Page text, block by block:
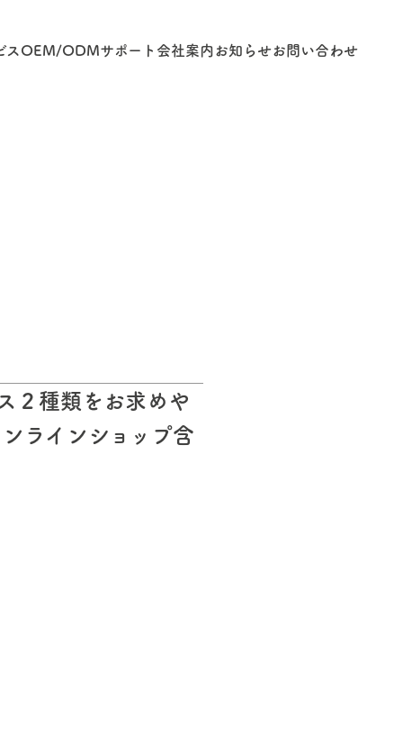
ス OEM/ODMサポート 会社案内 お知らせお問い合わせ
２種類をお求めや
ラインショップ含